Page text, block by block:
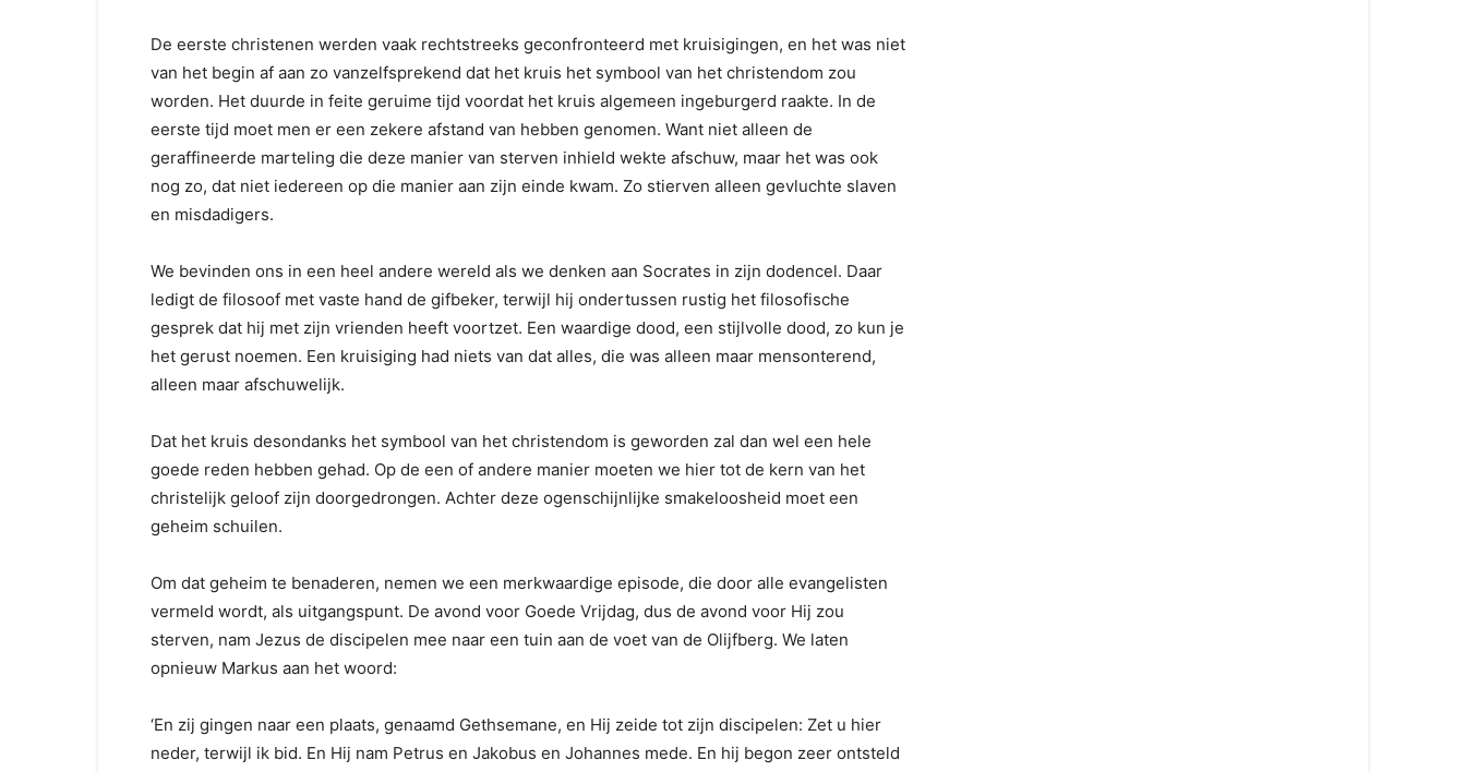
De eerste christenen werden vaak rechtstreeks geconfronteerd met kruisigingen, en het was niet
van het begin af aan zo vanzelfsprekend dat het kruis het symbool van het christendom zou
worden. Het duurde in feite geruime tijd voordat het kruis algemeen ingeburgerd raakte. In de
eerste tijd moet men er een zekere afstand van hebben genomen. Want niet alleen de
geraffineerde marteling die deze manier van sterven inhield wekte afschuw, maar het was ook
nog zo, dat niet iedereen op die manier aan zijn einde kwam. Zo stierven alleen gevluchte slaven
en misdadigers.
We bevinden ons in een heel andere wereld als we denken aan Socrates in zijn dodencel. Daar
ledigt de filosoof met vaste hand de gifbeker, terwijl hij ondertussen rustig het filosofische
gesprek dat hij met zijn vrienden heeft voortzet. Een waardige dood, een stijlvolle dood, zo kun je
het gerust noemen. Een kruisiging had niets van dat alles, die was alleen maar mensonterend,
alleen maar afschuwelijk.
Dat het kruis desondanks het symbool van het christendom is geworden zal dan wel een hele
goede reden hebben gehad. Op de een of andere manier moeten we hier tot de kern van het
christelijk geloof zijn doorgedrongen. Achter deze ogenschijnlijke smakeloosheid moet een
geheim schuilen.
Om dat geheim te benaderen, nemen we een merkwaardige episode, die door alle evangelisten
vermeld wordt, als uitgangspunt. De avond voor Goede Vrijdag, dus de avond voor Hij zou
sterven, nam Jezus de discipelen mee naar een tuin aan de voet van de Olijfberg. We laten
opnieuw Markus aan het woord:
‘En zij gingen naar een plaats, genaamd Gethsemane, en Hij zeide tot zijn discipelen: Zet u hier
neder, terwijl ik bid. En Hij nam Petrus en Jakobus en Johannes mede. En hij begon zeer ontsteld